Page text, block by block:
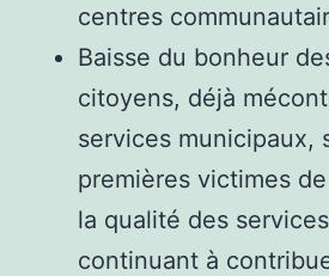
centres
Baisse du bonheur
citoyens, déjà
services municipaux,
premières victimes
la qualité des
continuant à